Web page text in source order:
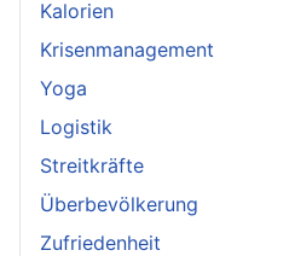
Kalorien
Krisenmanagement
Yoga
Logistik
Streitkräfte
Überbevölkerung
Zufriedenheit